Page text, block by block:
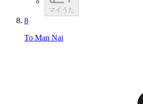
マイうた
8
To Man Nai